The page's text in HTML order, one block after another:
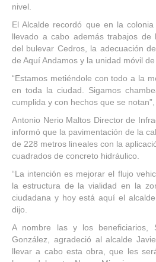
nivel.
El Alcalde recordó que en la
llevado a cabo además trabajos de
del bulevar Cedros, la adecuación
de Aquí Andamos y la unidad móvil
“Estamos metiéndole con todo a la
en toda la ciudad. Sigamos
cumplida y con hechos que se
Antonio Nerio Maltos Director de
informó que la pavimentación de la
de 228 metros lineales con la
cuadrados de concreto hidráulico.
“La intención es mejorar el flujo
la estructura de la vialidad en la
ciudadana y hoy está aquí el alcalde
dijo.
A nombre las y los beneficiarios,
González, agradeció al alcalde
llevar a cabo esta obra, que les